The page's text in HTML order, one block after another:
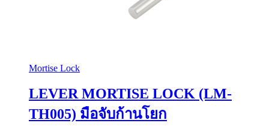
Mortise Lock
LEVER MORTISE LOCK (LM-
TH005) มือจับก้านโยก